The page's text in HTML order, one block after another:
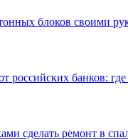
блоков своими
российских банков:
сделать ремонт в